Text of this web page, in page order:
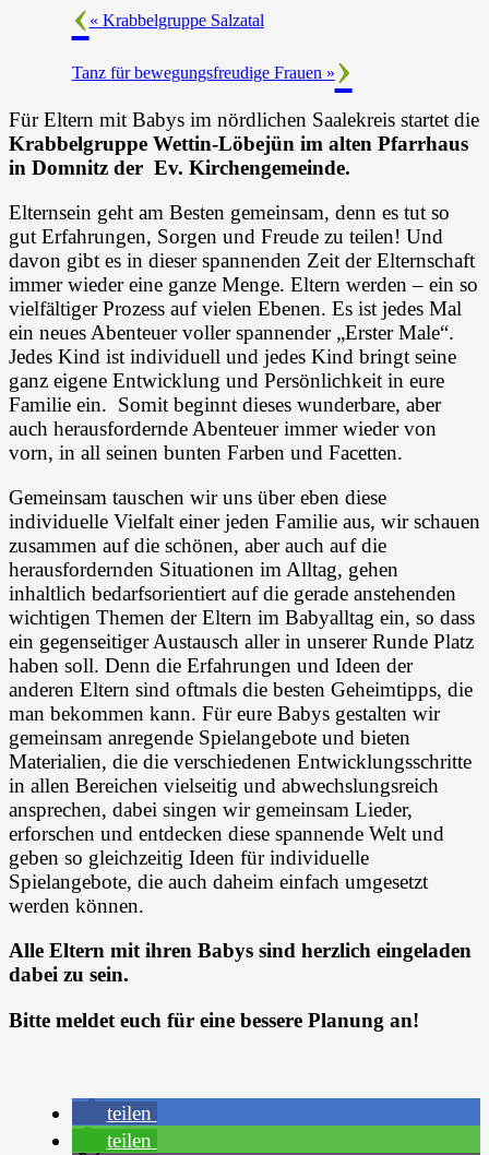
« Krabbelgruppe Salzatal
Tanz für bewegungsfreudige Frauen »
Für Eltern mit Babys im nördlichen Saalekreis startet die
Krabbelgruppe Wettin-Löbejün im alten Pfarrhaus
in Domnitz der Ev. Kirchengemeinde.
Elternsein geht am Besten gemeinsam, denn es tut so
gut Erfahrungen, Sorgen und Freude zu teilen! Und
davon gibt es in dieser spannenden Zeit der Elternschaft
immer wieder eine ganze Menge. Eltern werden – ein so
vielfältiger Prozess auf vielen Ebenen. Es ist jedes Mal
ein neues Abenteuer voller spannender „Erster Male“.
Jedes Kind ist individuell und jedes Kind bringt seine
ganz eigene Entwicklung und Persönlichkeit in eure
Familie ein. Somit beginnt dieses wunderbare, aber
auch herausfordernde Abenteuer immer wieder von
vorn, in all seinen bunten Farben und Facetten.
Gemeinsam tauschen wir uns über eben diese
individuelle Vielfalt einer jeden Familie aus, wir schauen
zusammen auf die schönen, aber auch auf die
herausfordernden Situationen im Alltag, gehen
inhaltlich bedarfsorientiert auf die gerade anstehenden
wichtigen Themen der Eltern im Babyalltag ein, so dass
ein gegenseitiger Austausch aller in unserer Runde Platz
haben soll. Denn die Erfahrungen und Ideen der
anderen Eltern sind oftmals die besten Geheimtipps, die
man bekommen kann. Für eure Babys gestalten wir
gemeinsam anregende Spielangebote und bieten
Materialien, die die verschiedenen Entwicklungsschritte
in allen Bereichen vielseitig und abwechslungsreich
ansprechen, dabei singen wir gemeinsam Lieder,
erforschen und entdecken diese spannende Welt und
geben so gleichzeitig Ideen für individuelle
Spielangebote, die auch daheim einfach umgesetzt
werden können.
Alle Eltern mit ihren Babys sind herzlich eingeladen
dabei zu sein.
Bitte meldet euch für eine bessere Planung an!
teilen
teilen